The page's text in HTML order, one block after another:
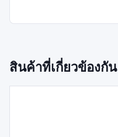
สินค้าที่เกี่ยวข้องกัน